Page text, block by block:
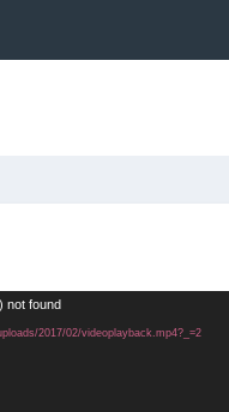
not found
2017/02/videoplayback.mp4?_=2